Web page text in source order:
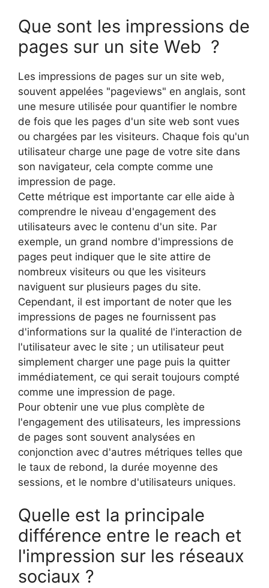
Que sont les impressions de
pages sur un site Web ?
Les impressions de pages sur un site web,
souvent appelées "pageviews" en anglais, sont
une mesure utilisée pour quantifier le nombre
de fois que les pages d'un site web sont vues
ou chargées par les visiteurs. Chaque fois qu'un
utilisateur charge une page de votre site dans
son navigateur, cela compte comme une
impression de page.
Cette métrique est importante car elle aide à
comprendre le niveau d'engagement des
utilisateurs avec le contenu d'un site. Par
exemple, un grand nombre d'impressions de
pages peut indiquer que le site attire de
nombreux visiteurs ou que les visiteurs
naviguent sur plusieurs pages du site.
Cependant, il est important de noter que les
impressions de pages ne fournissent pas
d'informations sur la qualité de l'interaction de
l'utilisateur avec le site ; un utilisateur peut
simplement charger une page puis la quitter
immédiatement, ce qui serait toujours compté
comme une impression de page.
Pour obtenir une vue plus complète de
l'engagement des utilisateurs, les impressions
de pages sont souvent analysées en
conjonction avec d'autres métriques telles que
le taux de rebond, la durée moyenne des
sessions, et le nombre d'utilisateurs uniques.
Quelle est la principale
différence entre le reach et
l'impression sur les réseaux
sociaux ?